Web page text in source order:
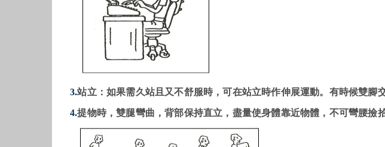
3.站立：如果需久站且又不舒服時，可在站立時作伸展運動。有時候雙腳
4.提物時，雙腿彎曲，背部保持直立，盡量使身體靠近物體，不可彎腰撿